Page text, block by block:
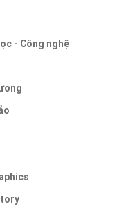
- Công nghệ